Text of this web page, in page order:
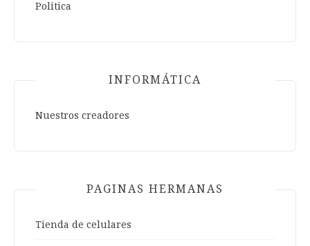
Politica
INFORMÁTICA
Nuestros creadores
PAGINAS HERMANAS
Tienda de celulares